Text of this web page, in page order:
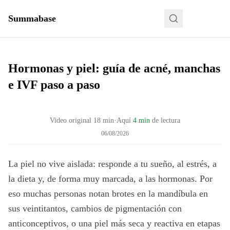
Summabase
Hormonas y piel: guía de acné, manchas
e IVF paso a paso
Video original 18 min·Aquí 4 min de lectura
06/08/2026
La piel no vive aislada: responde a tu sueño, al estrés, a
la dieta y, de forma muy marcada, a las hormonas. Por
eso muchas personas notan brotes en la mandíbula en
sus veintitantos, cambios de pigmentación con
anticonceptivos, o una piel más seca y reactiva en etapas